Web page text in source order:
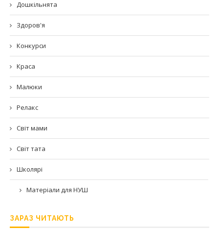
Дошкільнята
Здоров'я
Конкурси
Краса
Малюки
Релакс
Світ мами
Світ тата
Школярі
Матеріали для НУШ
ЗАРАЗ ЧИТАЮТЬ